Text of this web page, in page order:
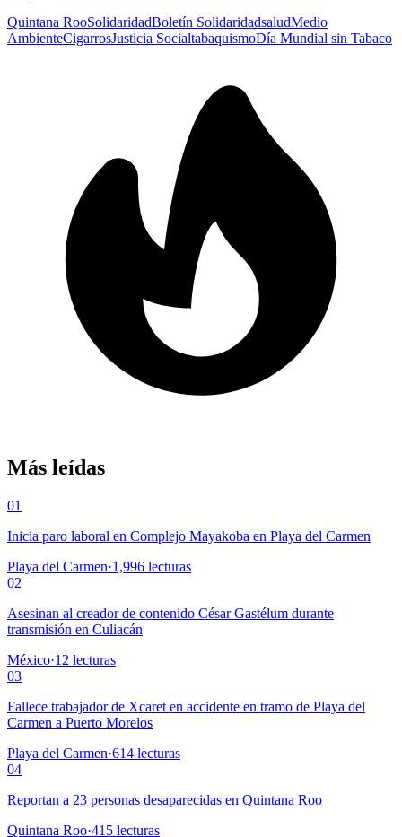
Quintana RooSolidaridadBoletín SolidaridadsaludMedio
AmbienteCigarrosJusticia SocialtabaquismoDía Mundial sin Tabaco
Más leídas
01
Inicia paro laboral en Complejo Mayakoba en Playa del Carmen
Playa del Carmen·1,996 lecturas
02
Asesinan al creador de contenido César Gastélum durante
transmisión en Culiacán
México·12 lecturas
03
Fallece trabajador de Xcaret en accidente en tramo de Playa del
Carmen a Puerto Morelos
Playa del Carmen·614 lecturas
04
Reportan a 23 personas desaparecidas en Quintana Roo
Quintana Roo·415 lecturas